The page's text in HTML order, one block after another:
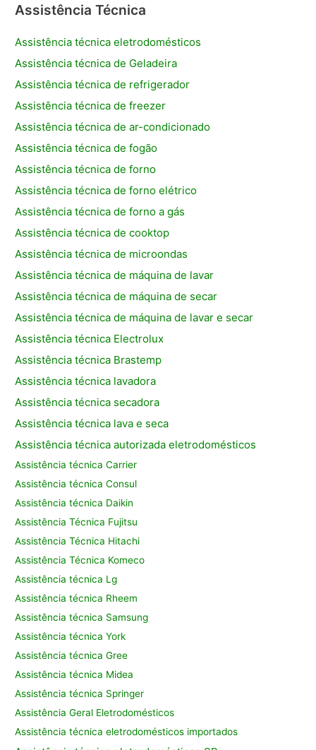
Assistência Técnica
Assistência técnica eletrodomésticos
Assistência técnica de Geladeira
Assistência técnica de refrigerador
Assistência técnica de freezer
Assistência técnica de ar-condicionado
Assistência técnica de fogão
Assistência técnica de forno
Assistência técnica de forno elétrico
Assistência técnica de forno a gás
Assistência técnica de cooktop
Assistência técnica de microondas
Assistência técnica de máquina de lavar
Assistência técnica de máquina de secar
Assistência técnica de máquina de lavar e secar
Assistência técnica Electrolux
Assistência técnica Brastemp
Assistência técnica lavadora
Assistência técnica secadora
Assistência técnica lava e seca
Assistência técnica autorizada eletrodomésticos
Assistência técnica Carrier
Assistência técnica Consul
Assistência técnica Daikin
Assistência Técnica Fujitsu
Assistência Técnica Hitachi
Assistência Técnica Komeco
Assistência técnica Lg
Assistência técnica Rheem
Assistência técnica Samsung
Assistência técnica York
Assistência técnica Gree
Assistência técnica Midea
Assistência técnica Springer
Assistência Geral Eletrodomésticos
Assistência técnica eletrodomésticos importados